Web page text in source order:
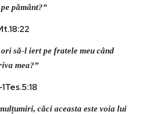
pământ?”
ori să-l iert pe fratele meu când
mea?”
căci aceasta este voia lui